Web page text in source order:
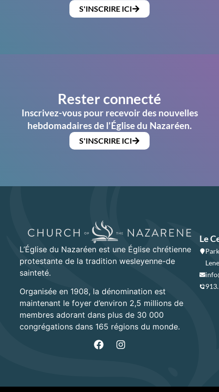
S'INSCRIRE ICI
Rester connecté
Inscrivez-vous pour recevoir des nouvelles
hebdomadaires de l'Église du Nazaréen.
S'INSCRIRE ICI
L’Église du Nazaréen est une Église chrétienne
protestante de la tradition wesleyenne-de
sainteté.
Organisée en 1908, la dénomination est
maintenant le foyer d’environ 2,5 millions de
membres adorant dans plus de 30 000
congrégations dans 165 régions du monde.
Le